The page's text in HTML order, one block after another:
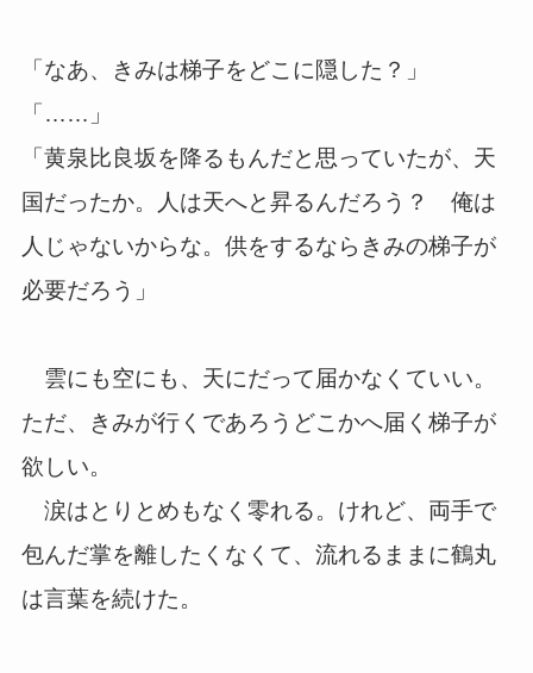
「なあ、きみは梯子をどこに隠した？」
「……」
「黄泉比良坂を降るもんだと思っていたが、天
国だったか。人は天へと昇るんだろう？ 俺は
人じゃないからな。供をするならきみの梯子が
必要だろう」
雲にも空にも、天にだって届かなくていい。
ただ、きみが行くであろうどこかへ届く梯子が
欲しい。
涙はとりとめもなく零れる。けれど、両手で
包んだ掌を離したくなくて、流れるままに鶴丸
は言葉を続けた。